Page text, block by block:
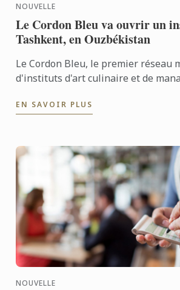
NOUVELLE
Le Cordon Bleu va ouvrir un
Tashkent, en Ouzbékistan
Le Cordon Bleu, le premier réseau
d'instituts d'art culinaire et de
Ouzbékistan, ...
EN SAVOIR PLUS
NOUVELLE